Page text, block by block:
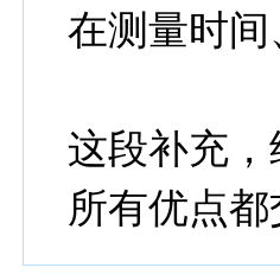
在测量时
这段补充
所有优点